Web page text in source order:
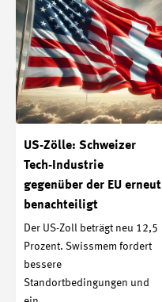
US-Zölle: Schweizer
Tech-Industrie
gegenüber der EU erneut
benachteiligt
Der US-Zoll beträgt neu 12,5
Prozent. Swissmem fordert
bessere
Standortbedingungen und